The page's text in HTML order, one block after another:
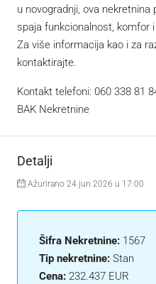
u novogradnji, ova
spaja funkcionalnost, komfor
Za više informacija kao i za
kontaktirajte.
Kontakt telefoni: 060 338 81
BAK Nekretnine
Detalji
Ažurirano 24 jun 2026 u 17:00
Šifra Nekretnine: 1567
Tip nekretnine: Stan
Cena: 232.437 EUR